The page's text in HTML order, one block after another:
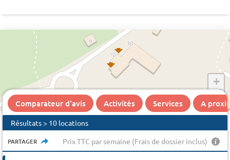
+
−
Comparateur d'avis Activités Services A
Résultats > 10 locations
PARTAGER Prix TTC par semaine (Frais de dossier inclus)